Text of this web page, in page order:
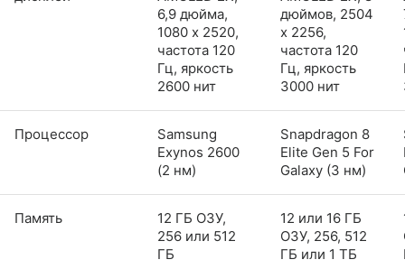
6,9 дюйма,
1080 x 2520,
частота 120
Гц, яркость
2600 нит
дюймов, 2504
x 2256,
частота 120
Гц, яркость
3000 нит
Процессор
Samsung
Exynos 2600
(2 нм)
Snapdragon 8
Elite Gen 5 For
Galaxy (3 нм)
Память
12 ГБ ОЗУ,
256 или 512
ГБ
12 или 16 ГБ
ОЗУ, 256, 512
ГБ или 1 ТБ